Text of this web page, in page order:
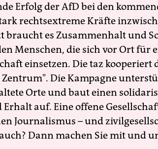
Erfolg der AfD bei den
rechtsextreme Kräfte
braucht es Zusammenhalt und
Menschen, die sich vor Ort für
einsetzen. Die taz kooperiert
Die Kampagne
Orte und baut einen
Erhalt auf. Eine offene
Journalismus – und
Dann machen Sie mit und